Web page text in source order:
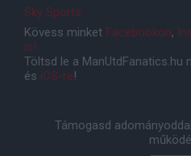
Sky Sports
Kövess minket Facebookon,
is!
Töltsd le a ManUtdFanatics.hu
és iOS-re!
Támogasd